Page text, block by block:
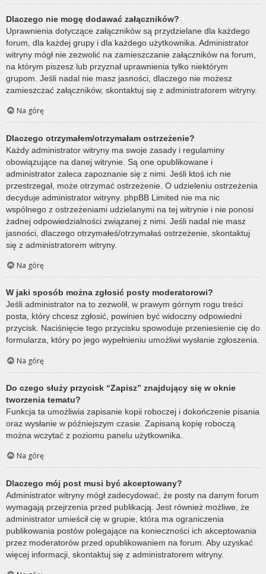
Dlaczego nie mogę dodawać załączników?
Uprawnienia dotyczące załączników są przydzielane dla każdego
forum, dla każdej grupy i dla każdego użytkownika. Administrator
witryny mógł nie zezwolić na zamieszczanie załączników na forum,
na którym piszesz lub przyznał uprawnienia tylko niektórym
grupom. Jeśli nadal nie masz jasności, dlaczego nie możesz
zamieszczać załączników, skontaktuj się z administratorem witryny.
Na górę
Dlaczego otrzymałem/otrzymałam ostrzeżenie?
Każdy administrator witryny ma swoje zasady i regulaminy
obowiązujące na danej witrynie. Są one opublikowane i
administrator zaleca zapoznanie się z nimi. Jeśli ktoś ich nie
przestrzegał, może otrzymać ostrzeżenie. O udzieleniu ostrzeżenia
decyduje administrator witryny. phpBB Limited nie ma nic
wspólnego z ostrzeżeniami udzielanymi na tej witrynie i nie ponosi
żadnej odpowiedzialności związanej z nimi. Jeśli nadal nie masz
jasności, dlaczego otrzymałeś/otrzymałaś ostrzeżenie, skontaktuj
się z administratorem witryny.
Na górę
W jaki sposób można zgłosić posty moderatorowi?
Jeśli administrator na to zezwolił, w prawym górnym rogu treści
posta, który chcesz zgłosić, powinien być widoczny odpowiedni
przycisk. Naciśnięcie tego przycisku spowoduje przeniesienie cię do
formularza, który po jego wypełnieniu umożliwi wysłanie zgłoszenia.
Na górę
Do czego służy przycisk “Zapisz” znajdujący się w oknie
tworzenia tematu?
Funkcja ta umożliwia zapisanie kopii roboczej i dokończenie pisania
oraz wysłanie w późniejszym czasie. Zapisaną kopię roboczą
można wczytać z poziomu panelu użytkownika.
Na górę
Dlaczego mój post musi być akceptowany?
Administrator witryny mógł zadecydować, że posty na danym forum
wymagają przejrzenia przed publikacją. Jest również możliwe, że
administrator umieścił cię w grupie, która ma ograniczenia
publikowania postów polegające na konieczności ich akceptowania
przez moderatorów przed opublikowaniem na forum. Aby uzyskać
więcej informacji, skontaktuj się z administratorem witryny.